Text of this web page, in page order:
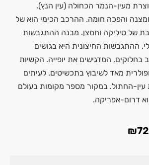
מעין-הנמר הכחולה (עין הנץ),
והפכה חומה. ההרכב הכימי הוא של
של סיליקה וחמצן. מבנה ההתגבשות
ההתגבשות החיצונית היא בגושים
בחלוקים, המדגישים את יופייה. הקשיות
7 והיא פופולרית מאד לשיבוץ בתכשיטים. לעיתים
החתול. במקור מספר מקומות בעולם
דרום-אפריקה.
₪